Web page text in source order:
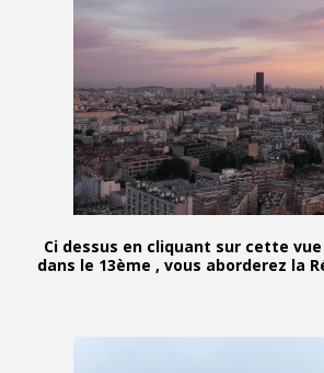
Ci dessus en cliquant
dans le 13ème , vous